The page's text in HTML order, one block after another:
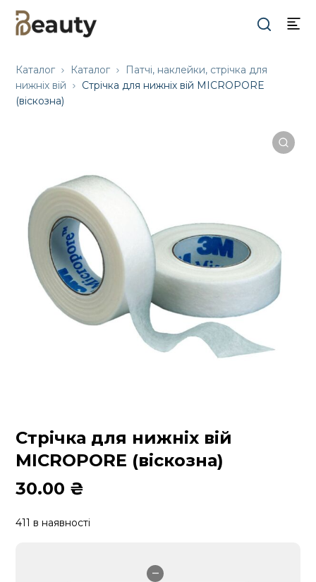
Каталог Каталог
Патчі, наклейки, стрічка для
нижніх вій
Стрічка для нижніх вій MICROPORE
(віскозна)
Стрічка для нижніх вій
MICROPORE (віскозна)
30.00 ₴
411 в наявності